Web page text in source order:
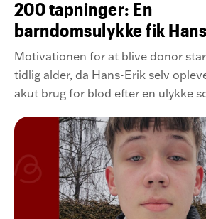
200 tapninger: En
barndomsulykke fik
at blive bloddonor
Motivationen for at blive donor
tidlig alder, da Hans-Erik selv
akut brug for blod efter en ulykke
fortsat en stolt blod- og